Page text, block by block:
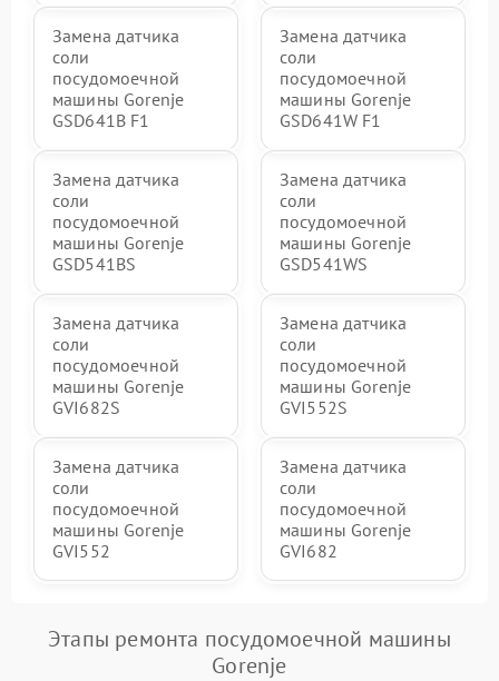
Замена датчика
соли
посудомоечной
машины Gorenje
GSD641B F1
Замена датчика
соли
посудомоечной
машины Gorenje
GSD641W F1
Замена датчика
соли
посудомоечной
машины Gorenje
GSD541BS
Замена датчика
соли
посудомоечной
машины Gorenje
GSD541WS
Замена датчика
соли
посудомоечной
машины Gorenje
GVI682S
Замена датчика
соли
посудомоечной
машины Gorenje
GVI552S
Замена датчика
соли
посудомоечной
машины Gorenje
GVI552
Замена датчика
соли
посудомоечной
машины Gorenje
GVI682
Этапы ремонта посудомоечной машины
Gorenje